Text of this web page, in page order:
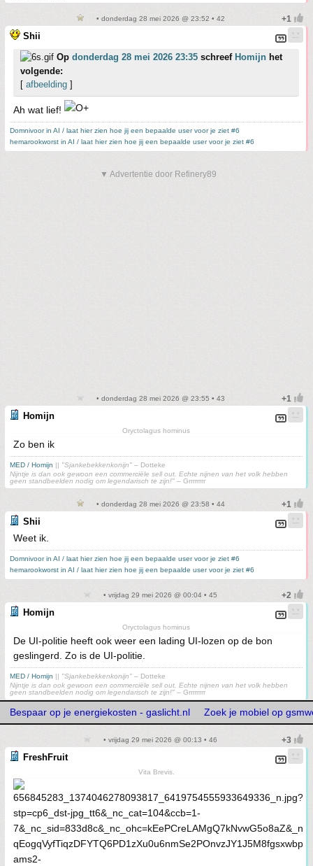
• donderdag 28 mei 2026 @ 23:52 • 42
Shii
Op donderdag 28 mei 2026 23:35 schreef Homijn het
volgende:
[ afbeelding ]
Ah wat lief!
Domnivoor in AI / laat hier zien hoe jij een bepaalde user voor je ziet #6
hemarookworst in AI / laat hier zien hoe jij een bepaalde user voor je ziet #6
▼ Advertentie door Refinery89
• donderdag 28 mei 2026 @ 23:55 • 43
Homijn
Oryctolagus hominus
Zo ben ik
MED / Homijn || "Sjankebekkenkonijn" – Dotteke
Nijntje is dan ook gewoon een commerciële sell out. Echte nijnen van het volk hebben
geen standbeelden nodig om legendarisch te zijn!" – Grrrrrrrr
• donderdag 28 mei 2026 @ 23:58 • 44
Shii
Weet ik.
Domnivoor in AI / laat hier zien hoe jij een bepaalde user voor je ziet #6
hemarookworst in AI / laat hier zien hoe jij een bepaalde user voor je ziet #6
• vrijdag 29 mei 2026 @ 00:04 • 45
Homijn
Oryctolagus hominus
De UI-politie heeft ook weer een lading UI-lozen op de bon
geslingerd. Zo is de UI-politie.
MED / Homijn || "Sjankebekkenkonijn" – Dotteke
Nijntje is dan ook gewoon een commerciële sell out. Echte nijnen van het volk hebben
geen standbeelden nodig om legendarisch te zijn!" – Grrrrrrrr
Bespaar op je energiekosten - gaslicht.nl Zoek je mobiel op
• vrijdag 29 mei 2026 @ 00:13 • 46
FreshFruit
Vita Brevis.